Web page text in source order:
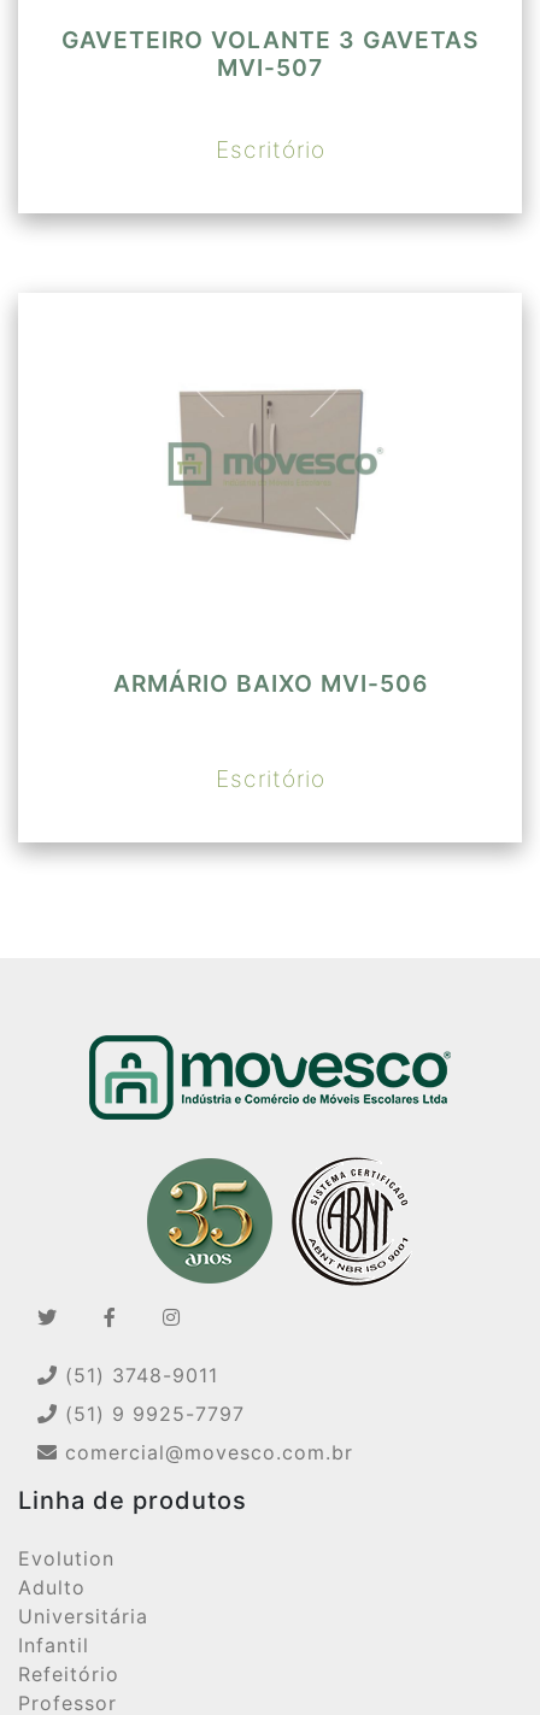
GAVETEIRO VOLANTE 3 GAVETAS
MVI-507
Escritório
ARMÁRIO BAIXO MVI-506
Escritório
(51) 3748-9011
(51) 9 9925-7797
comercial@movesco.com.br
Linha de produtos
Evolution
Adulto
Universitária
Infantil
Refeitório
Professor